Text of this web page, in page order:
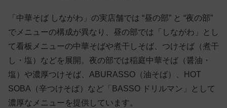
「中華そば しながわ」の実店舗では “昼の部” と “夜の部”
でメニューの構成が異なり、昼の部では「しながわ」とし
て看板メニューの中華そばや煮干しそば、つけそば（煮干
し・塩）などを展開。夜の部では稲庭中華そば（醤油・
塩）や濃厚つけそば、ABURASSO（油そば）、HOT
SOBA（辛つけそば）など「BASSO ドリルマン」として
濃厚なメニューを提供しています。